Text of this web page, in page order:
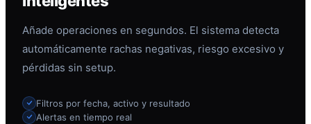
Añade operaciones en segundos. El sistema detecta
automáticamente rachas negativas, riesgo excesivo y
pérdidas sin setup.
Filtros por fecha, activo y resultado
Alertas en tiempo real